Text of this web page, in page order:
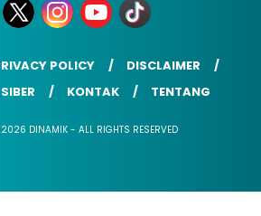
POLICY
DISCLAIMER
KONTAK TENTANG
2026 DINAMIK - ALL RIGHTS RESERVED